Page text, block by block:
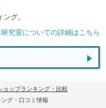
グ。
究室についての詳細はこちら
ョップランキング・比較
グ・口コミ情報